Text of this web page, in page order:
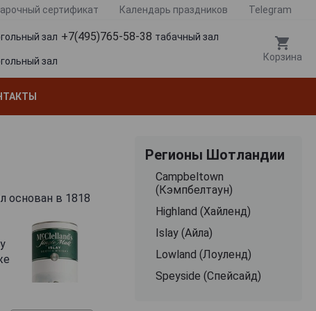
сертификат Календарь праздников Telegram
зал +7(495)765-58-38 табачный зал
зал Корзина
основан в 1818
Регионы Шотландии
Campbeltown
(Кэмпбелтаун)
Highland (Хайленд)
Islay (Айла)
Lowland (Лоуленд)
Speyside (Спейсайд)